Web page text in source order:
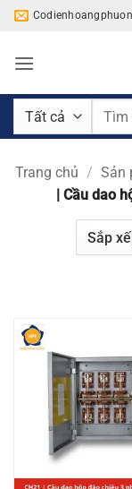
Bỏ
nội
Tìm
Trang chủ / Sản
| Cầu dao